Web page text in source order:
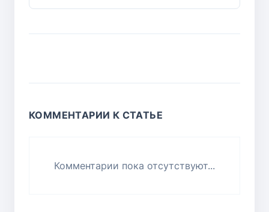
КОММЕНТАРИИ К СТАТЬЕ
Комментарии пока отсутствуют...